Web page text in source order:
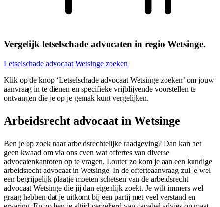
Vergelijk letselschade advocaten in regio Wetsinge.
Letselschade advocaat Wetsinge zoeken
Klik op de knop ‘Letselschade advocaat Wetsinge zoeken’ om jouw
aanvraag in te dienen en specifieke vrijblijvende voorstellen te
ontvangen die je op je gemak kunt vergelijken.
Arbeidsrecht advocaat in Wetsinge
Ben je op zoek naar arbeidsrechtelijke raadgeving? Dan kan het
geen kwaad om via ons even wat offertes van diverse
advocatenkantoren op te vragen. Louter zo kom je aan een kundige
arbeidsrecht advocaat in Wetsinge. In de offerteaanvraag zul je wel
een begrijpelijk plaatje moeten schetsen van de arbeidsrecht
advocaat Wetsinge die jij dan eigenlijk zoekt. Je wilt immers wel
graag hebben dat je uitkomt bij een partij met veel verstand en